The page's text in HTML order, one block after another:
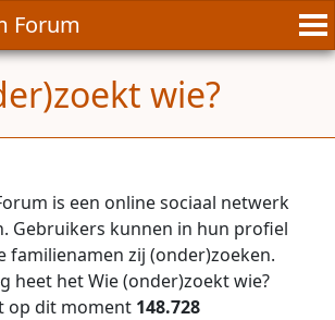
Forum
wie?
is een online sociaal netwerk
Gebruikers kunnen in hun profiel
familienamen zij (onder)zoeken.
heet het Wie (onder)zoekt wie?
op dit moment 148.728